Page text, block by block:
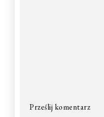
Prześlij komentarz